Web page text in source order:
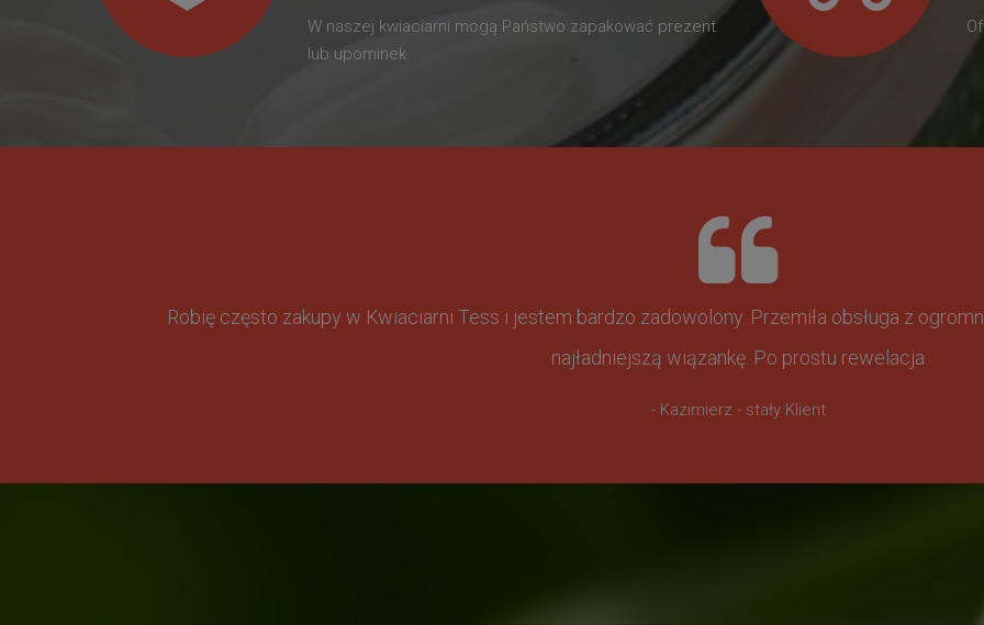
W naszej kwiaciarni mogą Państwo zapakować prezent
lub upominek.
Robię często zakupy w Kwiaciarni Tess i jestem bardzo zadowolony. Przemiła obsługa z
najładniejszą wiązankę. Po prostu rewelacja
- Kazimierz - stały Klient